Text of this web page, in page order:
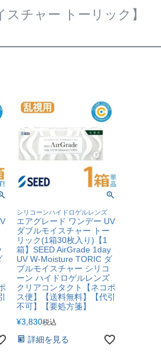
チャー トーリック】
シリコーンハイドロゲルレンズ
エアグレード ワンデー UV
ダブルモイスチャー トー
リック(1箱30枚入り)【1
箱】SEED AirGrade 1day
UV W-Moisture TORIC ダ
ブルモイスチャー シリコ
ーン ハイドロゲルレンズ
クリアコンタクト【ネコポ
ス便】【送料無料】【代引
不可】【要処方箋】
¥3,830税込
詳細を見る